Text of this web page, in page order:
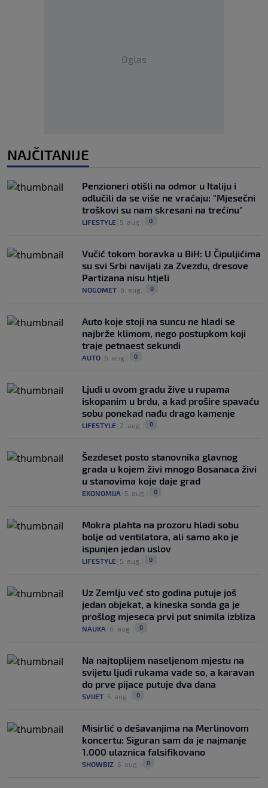
Oglas
NAJČITANIJE
Penzioneri otišli na odmor u Italiju i
odlučili da se više ne vraćaju: "Mjesečni
troškovi su nam skresani na trećinu"
LIFESTYLE 5. aug. 0
Vučić tokom boravka u BiH: U Čipuljićima
su svi Srbi navijali za Zvezdu, dresove
Partizana nisu htjeli
NOGOMET 6. aug. 0
Auto koje stoji na suncu ne hladi se
najbrže klimom, nego postupkom koji
traje petnaest sekundi
AUTO 6. aug. 0
Ljudi u ovom gradu žive u rupama
iskopanim u brdu, a kad prošire spavaću
sobu ponekad nađu drago kamenje
LIFESTYLE 2. aug. 0
Šezdeset posto stanovnika glavnog
grada u kojem živi mnogo Bosanaca živi
u stanovima koje daje grad
EKONOMIJA 5. aug. 0
Mokra plahta na prozoru hladi sobu
bolje od ventilatora, ali samo ako je
ispunjen jedan uslov
LIFESTYLE 5. aug. 0
Uz Zemlju već sto godina putuje još
jedan objekat, a kineska sonda ga je
prošlog mjeseca prvi put snimila izbliza
NAUKA 6. aug. 0
Na najtoplijem naseljenom mjestu na
svijetu ljudi rukama vade so, a karavan
do prve pijace putuje dva dana
SVIJET 5. aug. 0
Misirlić o dešavanjima na Merlinovom
koncertu: Siguran sam da je najmanje
1.000 ulaznica falsifikovano
SHOWBIZ 5. aug. 0